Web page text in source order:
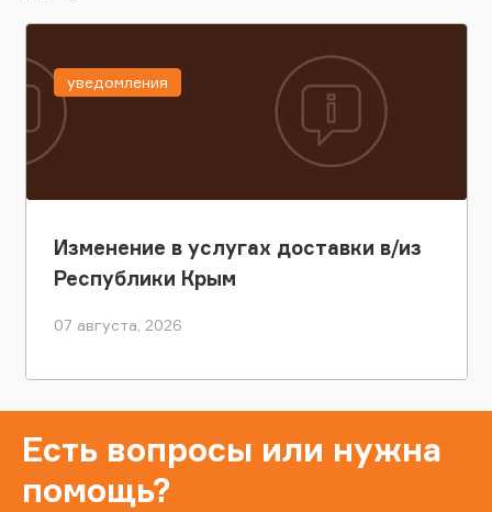
Изменение в услугах доставки в/из
Республики Крым
07 августа, 2026
уведомления
Есть вопросы или нужна
помощь?